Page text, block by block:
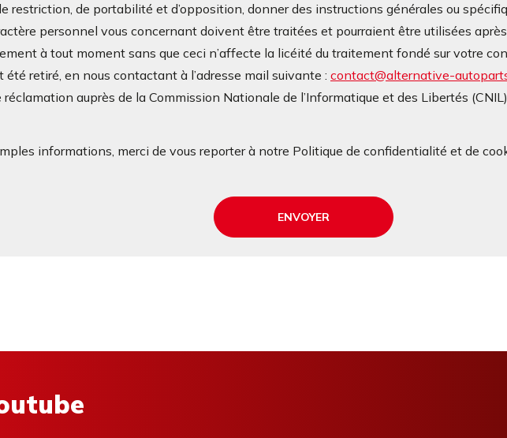
restriction, de portabilité et d’opposition, donner des instructions générales ou
personnel vous concernant doivent être traitées et pourraient être utilisées
à tout moment sans que ceci n’affecte la licéité du traitement fondé sur votre
été retiré, en nous contactant à l’adresse mail suivante : contact@alternative-
auprès de la Commission Nationale de l’Informatique et des Libertés
informations, merci de vous reporter à notre Politique de confidentialité et de
ENVOYER